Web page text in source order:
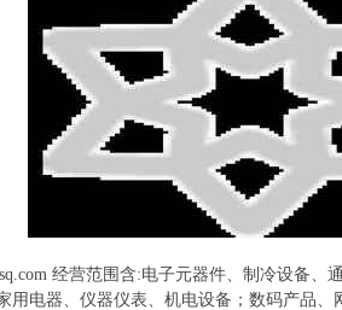
经营范围含:电子元器件、制冷设备
电器、仪器仪表、机电设备；数码产品